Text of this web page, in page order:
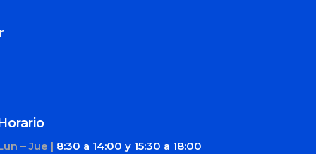
– Jue | 8:30 a 14:00 y 15:30 a 18:00